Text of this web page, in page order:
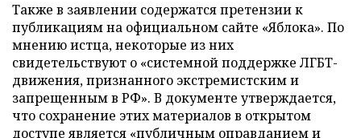
Также в заявлении содержатся претензии к
публикациям на официальном сайте «Яблока». По
мнению истца, некоторые из них
свидетельствуют о «системной поддержке ЛГБТ-
движения, признанного экстремистским и
запрещенным в РФ». В документе утверждается,
что сохранение этих материалов в открытом
доступе является «публичным оправданием и